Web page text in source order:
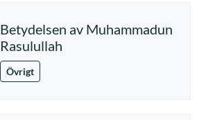
Betydelsen av Muhammadun
Rasulullah
Övrigt